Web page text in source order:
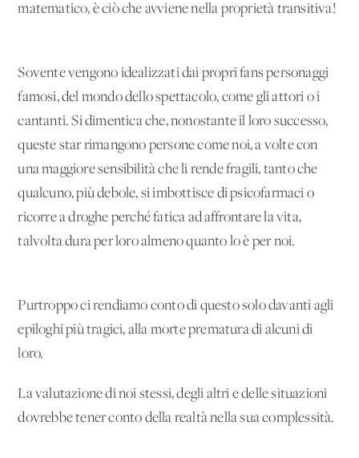
matematico, è ciò che avviene nella proprietà transitiva!
Sovente vengono idealizzati dai propri fans personaggi
famosi, del mondo dello spettacolo, come gli attori o i
cantanti. Si dimentica che, nonostante il loro successo,
queste star rimangono persone come noi, a volte con
una maggiore sensibilità che li rende fragili, tanto che
qualcuno, più debole, si imbottisce di psicofarmaci o
ricorre a droghe perché fatica ad affrontare la vita,
talvolta dura per loro almeno quanto lo è per noi.
Purtroppo ci rendiamo conto di questo solo davanti agli
epiloghi più tragici, alla morte prematura di alcuni di
loro.
La valutazione di noi stessi, degli altri e delle situazioni
dovrebbe tener conto della realtà nella sua complessità.